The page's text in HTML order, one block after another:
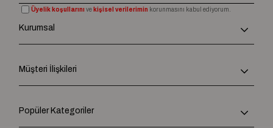
Üyelik koşullarını ve kişisel verilerimin korunmasını kabul ediyorum.
Kurumsal
Müşteri İlişkileri
Popüler Kategoriler